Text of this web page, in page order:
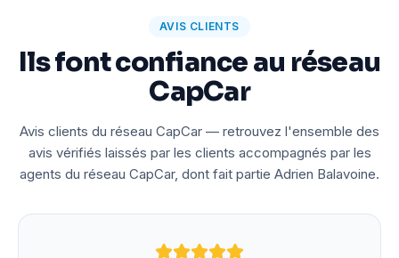
AVIS CLIENTS
Ils font confiance au réseau
CapCar
Avis clients du réseau CapCar — retrouvez l'ensemble des
avis vérifiés laissés par les clients accompagnés par les
agents du réseau CapCar, dont fait partie Adrien Balavoine.